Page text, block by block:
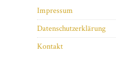
Impressum
Datenschutzerklärung
Kontakt